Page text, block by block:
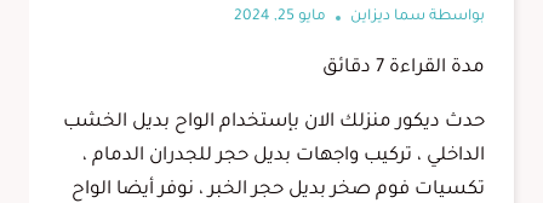
بواسطة سما ديزاين مايو 25, 2024
مدة القراءة دقائق
حدث ديكور منزلك الان بإستخدام الواح بديل الخشب
الداخلي ، تركيب واجهات بديل حجر للجدران الدمام ،
تكسيات فوم صخر بديل حجر الخبر ، نوفر أيضا الواح